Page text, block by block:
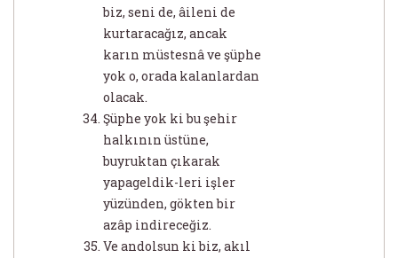
biz, seni de, âileni de
kurtaracağız, ancak
karın müstesnâ ve şüphe
yok o, orada kalanlardan
olacak.
Şüphe yok ki bu şehir
halkının üstüne,
buyruktan çıkarak
yapageldik-leri işler
yüzünden, gökten bir
azâp indireceğiz.
Ve andolsun ki biz, akıl